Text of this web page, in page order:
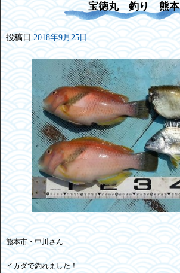
宝徳丸 釣り 熊本
投稿日 2018年9月25日
熊本市・中川さん
イカダで釣れました！